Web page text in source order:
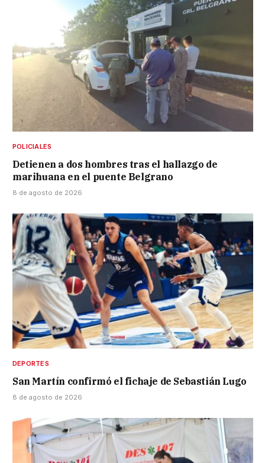
POLICIALES
Detienen a dos hombres tras el hallazgo de
marihuana en el puente Belgrano
8 de agosto de 2026
DEPORTES
San Martín confirmó el fichaje de Sebastián Lugo
8 de agosto de 2026